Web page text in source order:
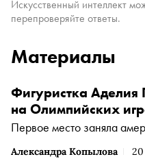
Искусственный интеллект
перепроверяйте ответы.
Материалы
Александра Копылова 20
Фигуристка Аделия
на Олимпийских
Первое место заняла